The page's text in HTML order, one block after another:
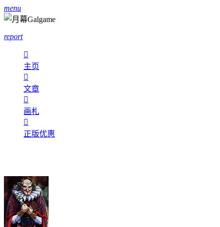
menu
report

主页

文章

画札

正版优惠